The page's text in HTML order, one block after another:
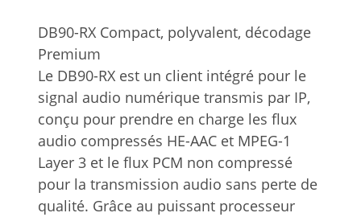
DB90-RX Compact, polyvalent, décodage
Premium
Le DB90-RX est un client intégré pour le
signal audio numérique transmis par IP,
conçu pour prendre en charge les flux
audio compressés HE-AAC et MPEG-1
Layer 3 et le flux PCM non compressé
pour la transmission audio sans perte de
qualité. Grâce au puissant processeur